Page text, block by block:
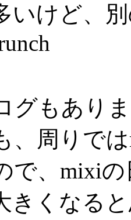
いけど、
グもあり
、周りで
で、mixi
きくなる